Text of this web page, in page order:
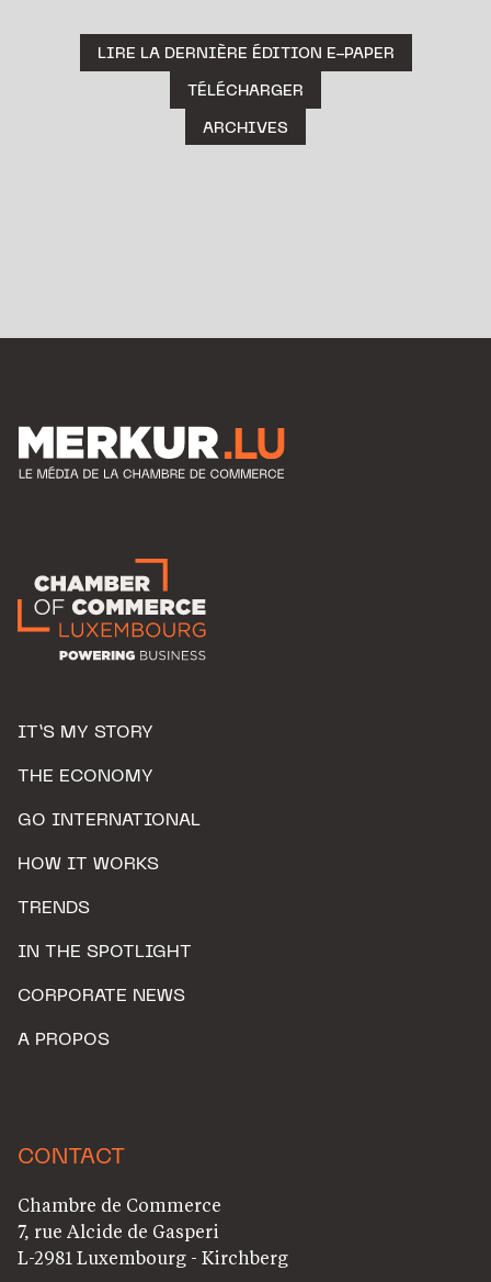
LIRE LA DERNIÈRE ÉDITION E-PAPER
TÉLÉCHARGER
ARCHIVES
IT’S MY STORY
THE ECONOMY
GO INTERNATIONAL
HOW IT WORKS
TRENDS
IN THE SPOTLIGHT
CORPORATE NEWS
A PROPOS
CONTACT
Chambre de Commerce
7, rue Alcide de Gasperi
L-2981 Luxembourg - Kirchberg